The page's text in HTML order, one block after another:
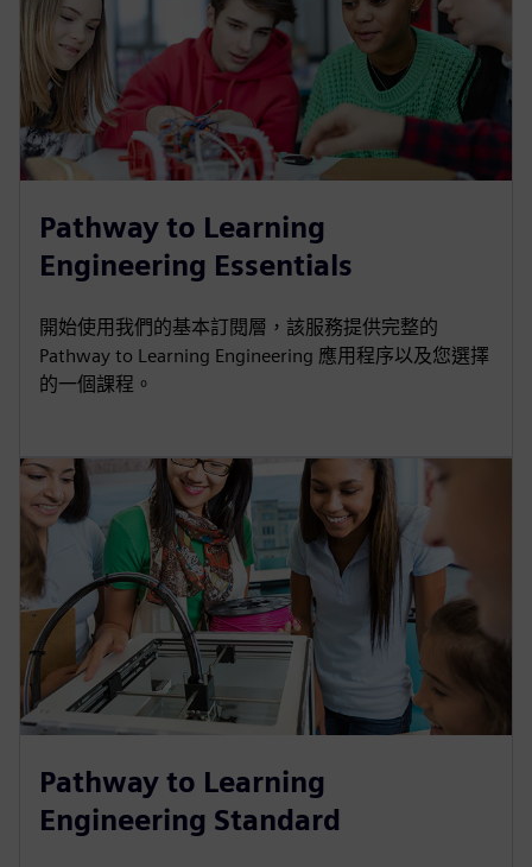
Pathway to Learning
Engineering Essentials
開始使用我們的基本訂閱層，該服務提供完整的
Pathway to Learning Engineering 應用程序以及您選擇
的一個課程。
Pathway to Learning
Engineering Standard